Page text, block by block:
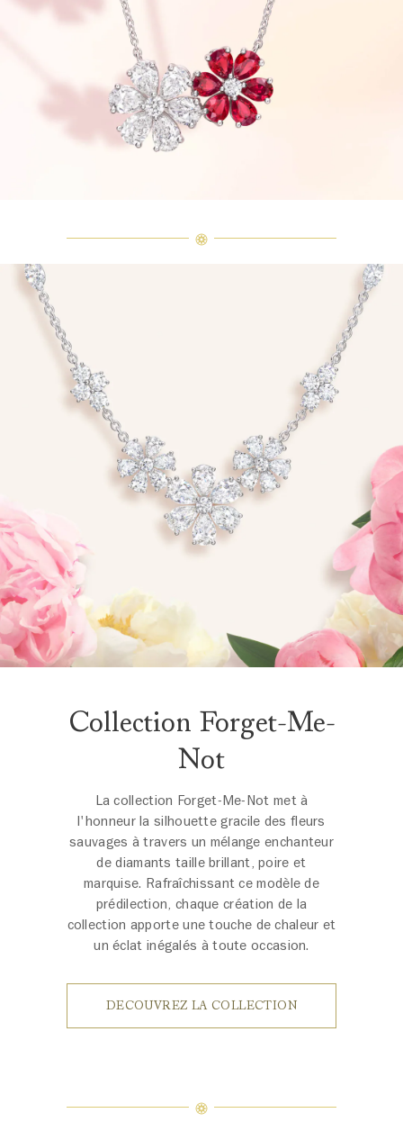
Collection Forget-Me-
Not
La collection Forget-Me-Not met à
l'honneur la silhouette gracile des fleurs
sauvages à travers un mélange enchanteur
de diamants taille brillant, poire et
marquise. Rafraîchissant ce modèle de
prédilection, chaque création de la
collection apporte une touche de chaleur et
un éclat inégalés à toute occasion.
DECOUVREZ LA COLLECTION